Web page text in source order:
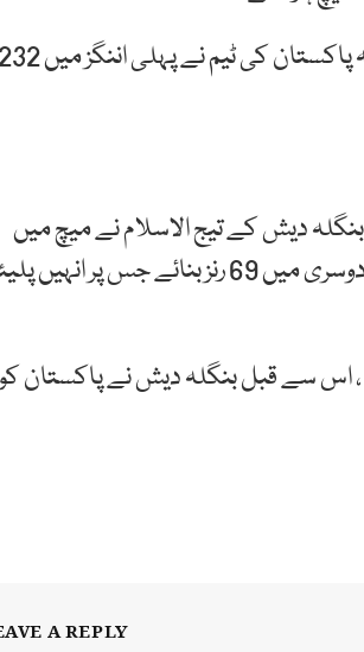
پہلی اننگز میں بنگلہ دیش نے 278 اور دوسری اننگز میں 390 رنز بنائے جبکہ پاکستان کی
دیش کے تیج الاسلام نے میچ میں
مجموعی طور پر 9 وکٹیں حاصل کیں، لٹن داس نے پہلی اننگ میں 126 اور دوسری میں 69 رنز بنائے جس پر
، اس سے قبل بنگلہ دیش نے پاکستان کو
A REPLY